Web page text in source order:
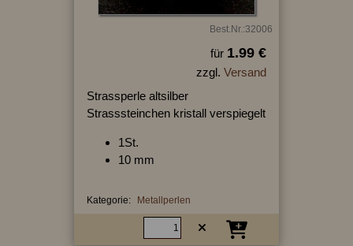
Best.Nr.:32006
für 1.99 €
zzgl. Versand
Strassperle altsilber
Strasssteinchen kristall verspiegelt
1St.
10 mm
Kategorie: Metallperlen